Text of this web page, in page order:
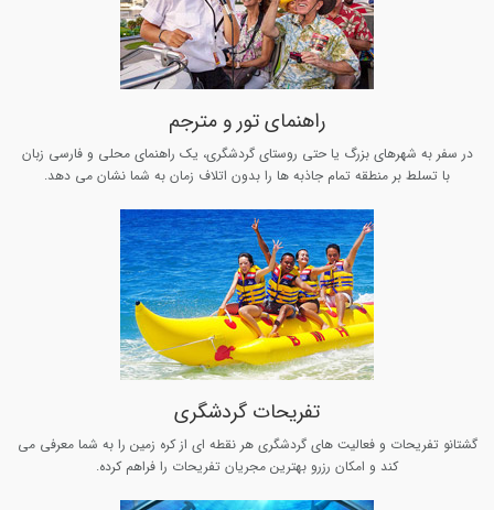
راهنمای تور و مترجم
در سفر به شهرهای بزرگ یا حتی روستای گردشگری، یک راهنمای محلی و فارسی زبان
با تسلط بر منطقه تمام جاذبه ها را بدون اتلاف زمان به شما نشان می دهد.
تفریحات گردشگری
گشتانو تفریحات و فعالیت های گردشگری هر نقطه ای از کره زمین را به شما معرفی می
کند و امکان رزرو بهترین مجریان تفریحات را فراهم کرده.